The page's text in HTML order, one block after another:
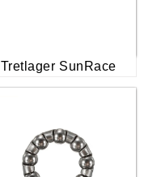
Tretlager SunRace